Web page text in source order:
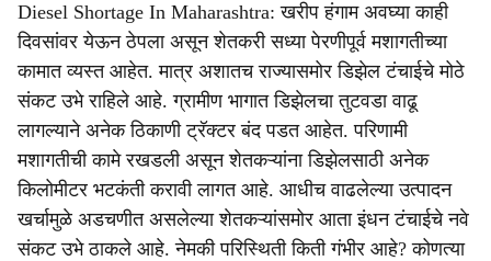
o
c
i
a
l
s
Diesel Shortage In Maharashtra: खरीप हंगाम अवघ्या काही
दिवसांवर येऊन ठेपला असून शेतकरी सध्या पेरणीपूर्व मशागतीच्या
कामात व्यस्त आहेत. मात्र अशातच राज्यासमोर डिझेल टंचाईचे मोठे
संकट उभे राहिले आहे. ग्रामीण भागात डिझेलचा तुटवडा वाढू
लागल्याने अनेक ठिकाणी ट्रॅक्टर बंद पडत आहेत. परिणामी
मशागतीची कामे रखडली असून शेतकऱ्यांना डिझेलसाठी अनेक
किलोमीटर भटकंती करावी लागत आहे. आधीच वाढलेल्या उत्पादन
खर्चामुळे अडचणीत असलेल्या शेतकऱ्यांसमोर आता इंधन टंचाईचे नवे
संकट उभे ठाकले आहे. नेमकी परिस्थिती किती गंभीर आहे? कोणत्या